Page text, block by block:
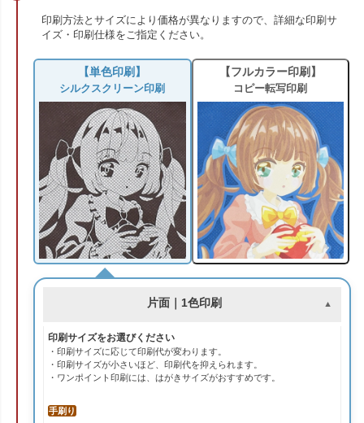
印刷方法とサイズにより価格が異なりますので、詳細な印刷サ
イズ・印刷仕様をご指定ください。
【単色印刷】
シルクスクリーン印刷
【フルカラー印刷】
コピー転写印刷
片面｜1色印刷
印刷サイズをお選びください
・印刷サイズに応じて印刷代が変わります。
・印刷サイズが小さいほど、印刷代を抑えられます。
・ワンポイント印刷には、はがきサイズがおすすめです。
手刷り